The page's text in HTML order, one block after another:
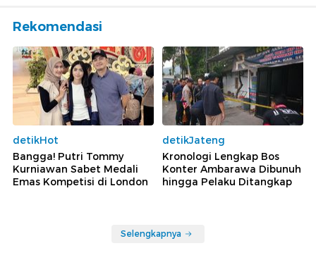
Rekomendasi
detikHot
Bangga! Putri Tommy
Kurniawan Sabet Medali
Emas Kompetisi di London
detikJateng
Kronologi Lengkap Bos
Konter Ambarawa Dibunuh
hingga Pelaku Ditangkap
Selengkapnya